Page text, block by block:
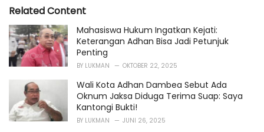
i
e
s
:
Related Content
Mahasiswa Hukum Ingatkan Kejati:
Keterangan Adhan Bisa Jadi Petunjuk
Penting
BY LUKMAN OKTOBER 22, 2025
Wali Kota Adhan Dambea Sebut Ada
Oknum Jaksa Diduga Terima Suap: Saya
Kantongi Bukti!
BY LUKMAN JUNI 26, 2025